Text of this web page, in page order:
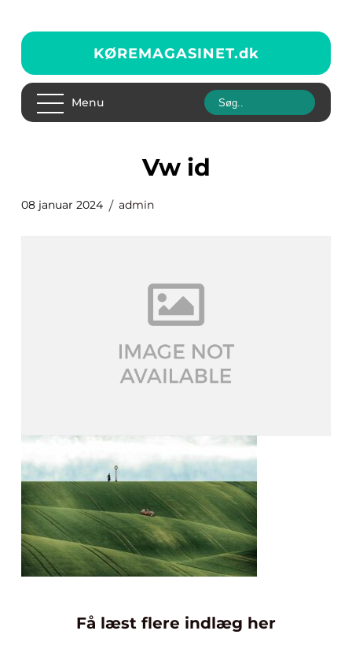
KØREMAGASINET.dk
Menu
vw id
08 januar 2024 admin
Få læst flere indlæg her